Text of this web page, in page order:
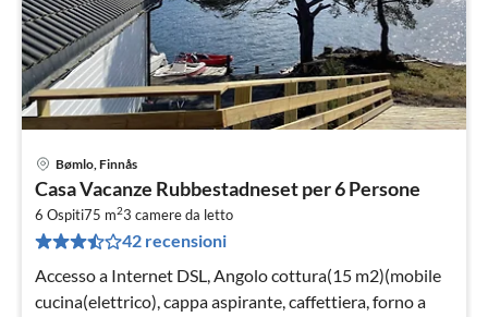
Bømlo, Finnås
Casa Vacanze Rubbestadneset per 6 Persone
6 Ospiti75 m23 camere da letto
42 recensioni
Accesso a Internet DSL, Angolo cottura(15 m2)(mobile
cucina(elettrico), cappa aspirante, caffettiera, forno a